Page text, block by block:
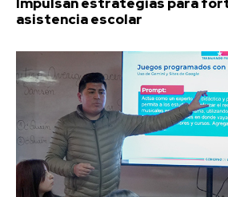
asistencia escolar